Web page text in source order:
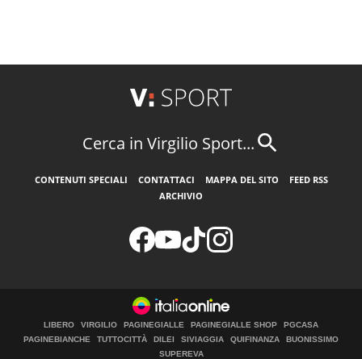
Cerca in Virgilio Sport...
CONTENUTI SPECIALI CONTATTACI MAPPA DEL SITO
FEED RSS
ARCHIVIO
LIBERO VIRGILIO PAGINEGIALLE PAGINEGIALLE SHOP
PGCASA
PAGINEBIANCHE
TUTTOCITTÀ DILEI SIVIAGGIA QUIFINANZA
BUONISSIMO
SUPEREVA